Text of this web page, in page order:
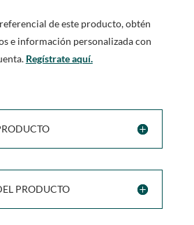
de este producto, obtén
e información personalizada con
Regístrate aquí.
PRODUCTO